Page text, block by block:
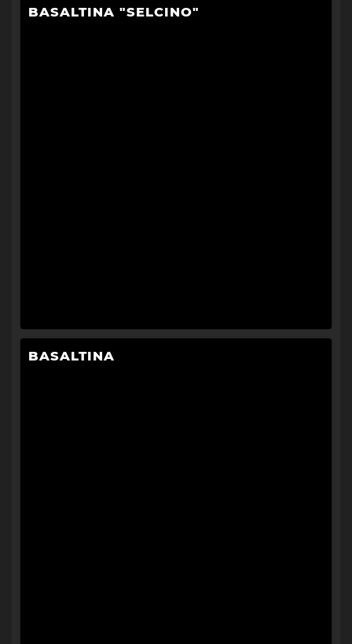
BASALTINA "SELCINO"
BASALTINA